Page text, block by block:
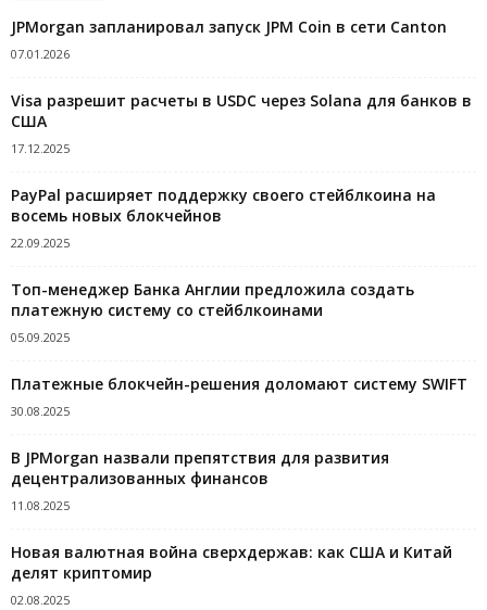
JPMorgan запланировал запуск JPM Coin в сети Canton
07.01.2026
Visa разрешит расчеты в USDC через Solana для банков в
США
17.12.2025
PayPal расширяет поддержку своего стейблкоина на
восемь новых блокчейнов
22.09.2025
Топ-менеджер Банка Англии предложила создать
платежную систему со стейблкоинами
05.09.2025
Платежные блокчейн-решения доломают систему SWIFT
30.08.2025
В JPMorgan назвали препятствия для развития
децентрализованных финансов
11.08.2025
Новая валютная война сверхдержав: как США и Китай
делят криптомир
02.08.2025